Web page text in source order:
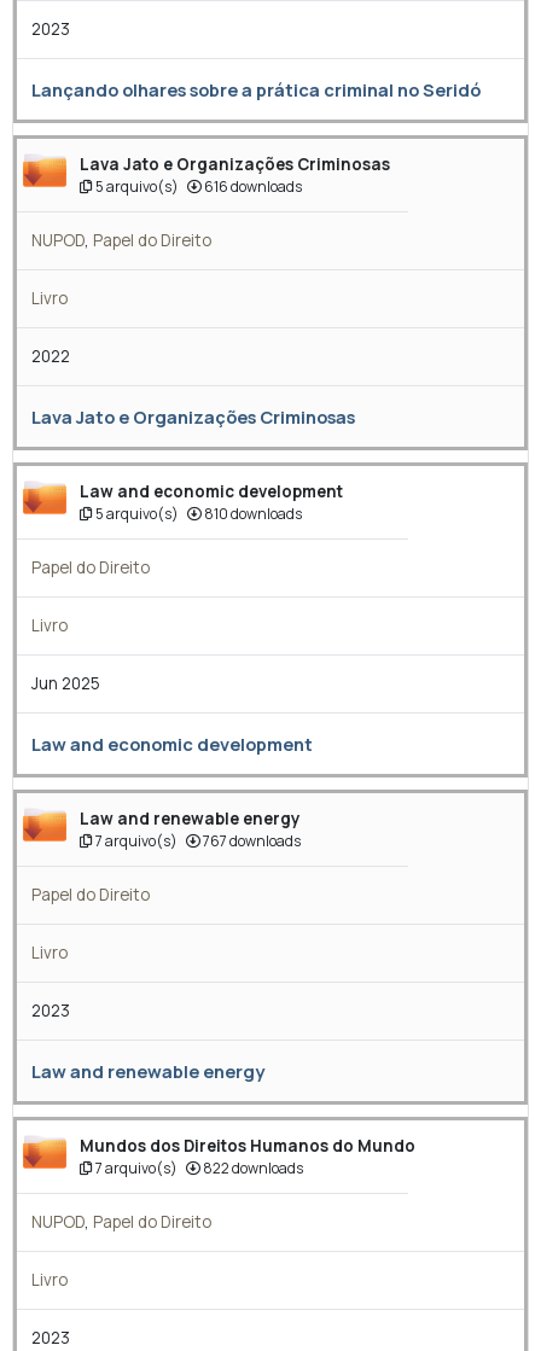
2023
Lançando olhares sobre a prática criminal no Seridó
Lava Jato e Organizações Criminosas
5 arquivo(s) 616 downloads
NUPOD, Papel do Direito
Livro
2022
Lava Jato e Organizações Criminosas
Law and economic development
5 arquivo(s) 810 downloads
Papel do Direito
Livro
Jun 2025
Law and economic development
Law and renewable energy
7 arquivo(s) 767 downloads
Papel do Direito
Livro
2023
Law and renewable energy
Mundos dos Direitos Humanos do Mundo
7 arquivo(s) 822 downloads
NUPOD, Papel do Direito
Livro
2023